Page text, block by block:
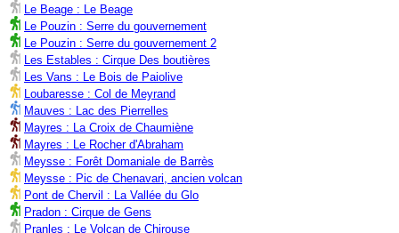
Le Beage : Le Beage
Le Pouzin : Serre du gouvernement
Le Pouzin : Serre du gouvernement 2
Les Estables : Cirque Des boutières
Les Vans : Le Bois de Paiolive
Loubaresse : Col de Meyrand
Mauves : Lac des Pierrelles
Mayres : La Croix de Chaumiène
Mayres : Le Rocher d'Abraham
Meysse : Forêt Domaniale de Barrès
Meysse : Pic de Chenavari, ancien volcan
Pont de Chervil : La Vallée du Glo
Pradon : Cirque de Gens
Pranles : Le Volcan de Chirouse